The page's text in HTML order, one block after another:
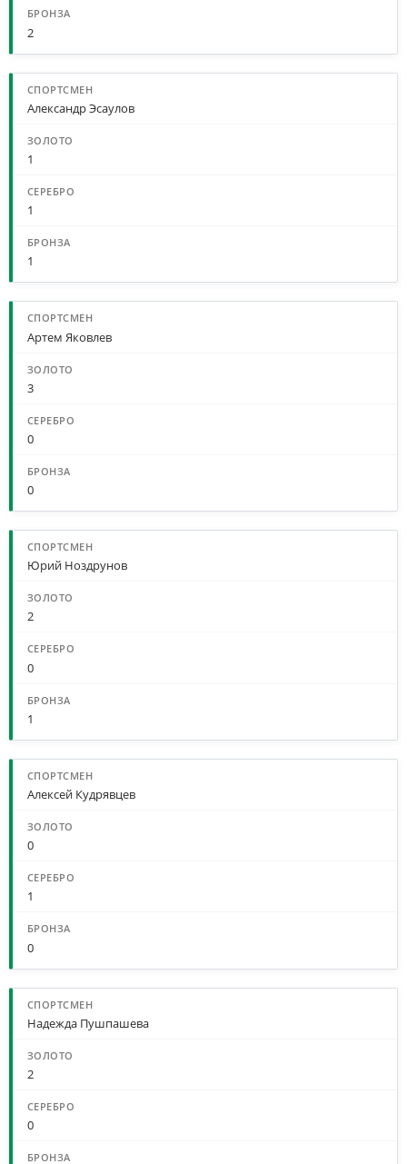
2
Александр Эсаулов
1
1
1
Артем Яковлев
3
0
0
Юрий Ноздрунов
2
0
1
Алексей Кудрявцев
0
1
0
Надежда Пушпашева
2
0